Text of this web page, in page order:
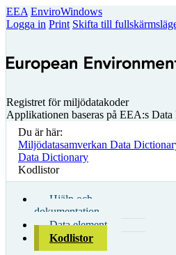
EEA EnviroWindows
Logga in Print Skifta till
Registret för miljödatakoder
Applikationen baseras på EEA:s
Du är här:
Miljödatasamverkan Data
Data Dictionary
Kodlistor
Hjälp och
dokumentation
Data element
Kodlistor